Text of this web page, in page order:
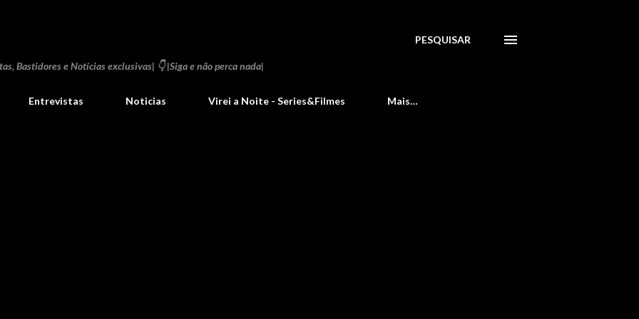
Bastidores e Notícias exclusivas| 👇 |Siga e não perca nada|
PESQUISAR
Entrevistas Noticias Virei a Noite - Series&Filmes Mais…